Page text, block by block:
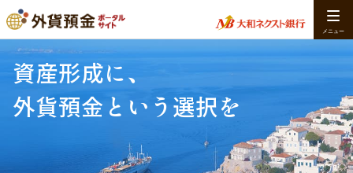
資産形成に、
外貨預金という選択を